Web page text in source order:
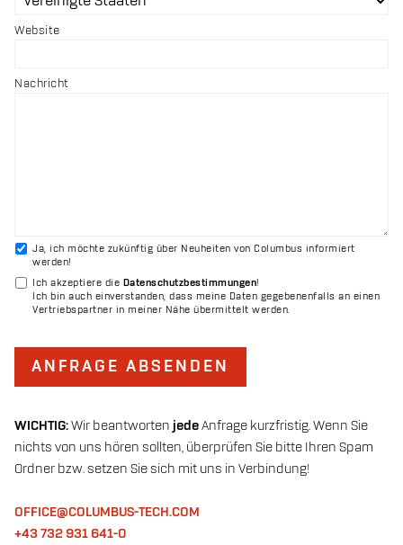
WICHTIG:Wir beantworten jedeAnfrage kurzfristig. Wenn Sie
nichts von uns hören sollten, überprüfen Sie bitte Ihren Spam
Ordner bzw. setzen Sie sich mit uns in Verbindung!
OFFICE@COLUMBUS-TECH.COM
+43 732 931 641-0
Website
Nachricht
Ja, ich möchte zukünftig über Neuheiten von Columbus informiert
werden!
Ich akzeptiere die Datenschutzbestimmungen!
Ich bin auch einverstanden, dass meine Daten gegebenenfalls an einen
Vertriebspartner in meiner Nähe übermittelt werden.
ANFRAGE ABSENDEN